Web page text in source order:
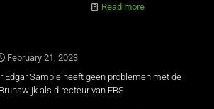
Read more
February 21, 2023
Edgar Sampie heeft geen problemen met de
als directeur van EBS